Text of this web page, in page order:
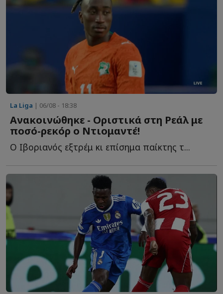
La Liga | 06/08 - 18:38
Ανακοινώθηκε - Οριστικά στη Ρεάλ με
ποσό-ρεκόρ ο Ντιομαντέ!
Ο Ιβοριανός εξτρέμ κι επίσημα παίκτης τ...